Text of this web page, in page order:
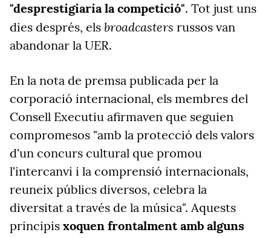
"desprestigiaria la competició". Tot just uns
dies després, els broadcasters russos van
abandonar la UER.
En la nota de premsa publicada per la
corporació internacional, els membres del
Consell Executiu afirmaven que seguien
compromesos "amb la protecció dels valors
d'un concurs cultural que promou
l'intercanvi i la comprensió internacionals,
reuneix públics diversos, celebra la
diversitat a través de la música". Aquests
principis xoquen frontalment amb alguns